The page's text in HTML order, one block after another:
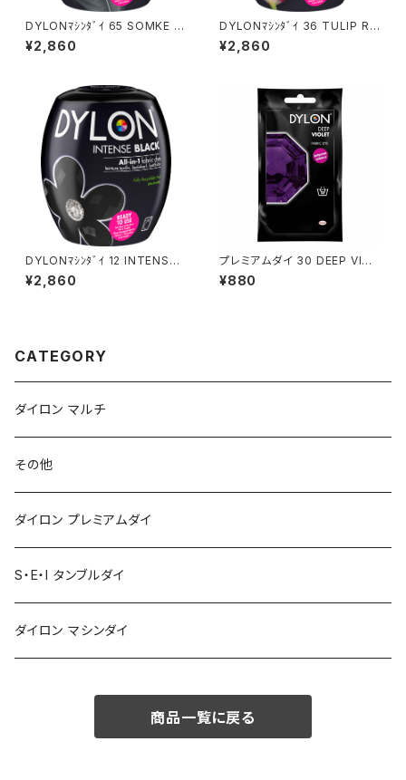
DYLONﾏｼﾝﾀﾞｲ 65 SOMKE G
REY
¥2,860
DYLONﾏｼﾝﾀﾞｲ 36 TULIP RE
D
¥2,860
DYLONﾏｼﾝﾀﾞｲ 12 INTENSE
BLACK
¥2,860
プレミアムダイ 30 DEEP VIOL
ET
¥880
CATEGORY
ダイロン マルチ
その他
ダイロン プレミアムダイ
S・E・I タンブルダイ
ダイロン マシンダイ
商品一覧に戻る